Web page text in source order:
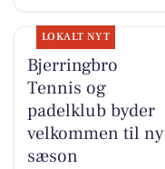
LOKALT NYT
Bjerringbro
Tennis og
padelklub byder
velkommen til ny
sæson